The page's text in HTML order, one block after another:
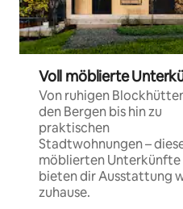
Voll möblierte
Von ruhigen
den Bergen bis hin zu
praktischen
Stadtwohnungen –
möblierten Unterkünfte
bieten dir Ausstattung
zuhause.